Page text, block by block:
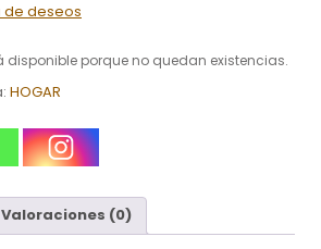
de deseos
disponible porque no quedan existencias.
HOGAR
Valoraciones (0)